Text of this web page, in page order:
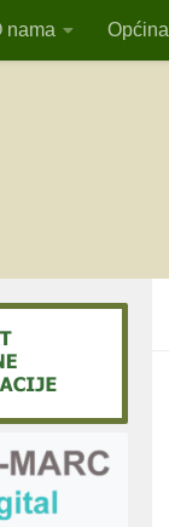
nama Općina